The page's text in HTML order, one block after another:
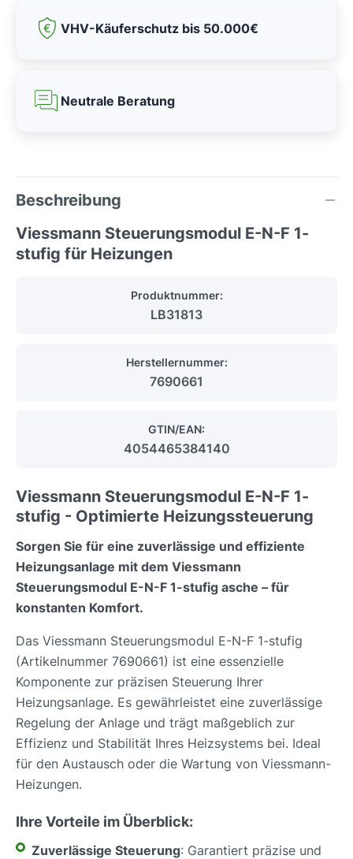
VHV-Käuferschutz bis 50.000€
Neutrale Beratung
Beschreibung
Viessmann Steuerungsmodul E-N-F 1-
stufig für Heizungen
Produktnummer:
LB31813
Herstellernummer:
7690661
GTIN/EAN:
4054465384140
Viessmann Steuerungsmodul E-N-F 1-
stufig - Optimierte Heizungssteuerung
Sorgen Sie für eine zuverlässige und effiziente
Heizungsanlage mit dem Viessmann
Steuerungsmodul E-N-F 1-stufig asche – für
konstanten Komfort.
Das Viessmann Steuerungsmodul E-N-F 1-stufig
(Artikelnummer 7690661) ist eine essenzielle
Komponente zur präzisen Steuerung Ihrer
Heizungsanlage. Es gewährleistet eine zuverlässige
Regelung der Anlage und trägt maßgeblich zur
Effizienz und Stabilität Ihres Heizsystems bei. Ideal
für den Austausch oder die Wartung von Viessmann-
Heizungen.
Ihre Vorteile im Überblick:
Zuverlässige Steuerung: Garantiert präzise und